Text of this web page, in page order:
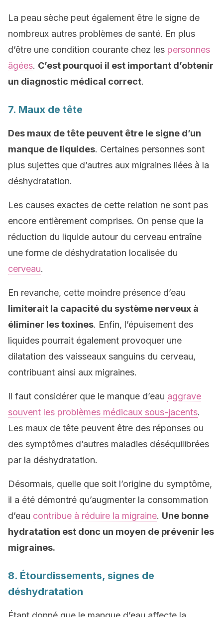
La peau sèche peut également être le signe de
nombreux autres problèmes de santé. En plus
d’être une condition courante chez les personnes
âgées. C’est pourquoi il est important d’obtenir
un diagnostic médical correct.
7. Maux de tête
Des maux de tête peuvent être le signe d’un
manque de liquides. Certaines personnes sont
plus sujettes que d’autres aux migraines liées à la
déshydratation.
Les causes exactes de cette relation ne sont pas
encore entièrement comprises. On pense que la
réduction du liquide autour du cerveau entraîne
une forme de déshydratation localisée du
cerveau.
En revanche, cette moindre présence d’eau
limiterait la capacité du système nerveux à
éliminer les toxines. Enfin, l’épuisement des
liquides pourrait également provoquer une
dilatation des vaisseaux sanguins du cerveau,
contribuant ainsi aux migraines.
Il faut considérer que le manque d’eau aggrave
souvent les problèmes médicaux sous-jacents.
Les maux de tête peuvent être des réponses ou
des symptômes d’autres maladies déséquilibrées
par la déshydratation.
Désormais, quelle que soit l’origine du symptôme,
il a été démontré qu’augmenter la consommation
d’eau contribue à réduire la migraine. Une bonne
hydratation est donc un moyen de prévenir les
migraines.
8. Étourdissements, signes de
déshydratation